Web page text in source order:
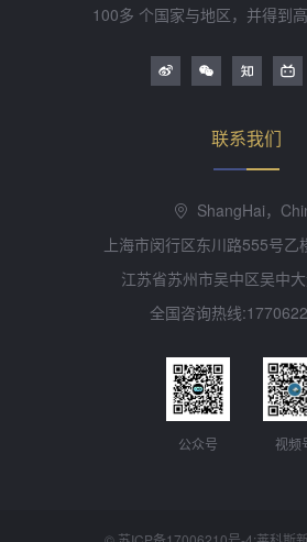
100多 个国家与地区，并得到高
联系我们
ShangHai，
上海市闵行区东川路555号乙
江苏省苏州市吴中区吴中
全国咨询热线
公众号 视频